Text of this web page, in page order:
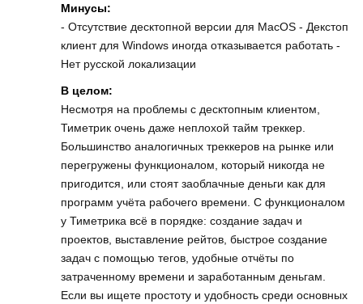
Минусы:
- Отсутствие десктопной версии для MacOS - Декстоп
клиент для Windows иногда отказывается работать -
Нет русской локализации
В целом:
Несмотря на проблемы с десктопным клиентом,
Тиметрик очень даже неплохой тайм треккер.
Большинство аналогичных треккеров на рынке или
перегружены функционалом, который никогда не
пригодится, или стоят заоблачные деньги как для
программ учёта рабочего времени. С функционалом
у Тиметрика всё в порядке: создание задач и
проектов, выставление рейтов, быстрое создание
задач с помощью тегов, удобные отчёты по
затраченному времени и заработанным деньгам.
Если вы ищете простоту и удобность среди основных